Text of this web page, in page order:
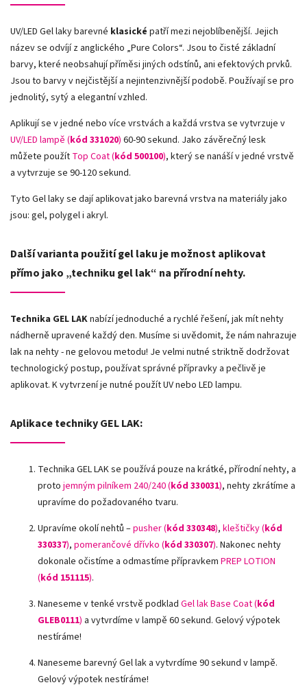
UV/LED Gel laky barevné klasické patří mezi nejoblíbenější. Jejich
název se odvíjí z anglického „Pure Colors“. Jsou to čisté základní
barvy, které neobsahují příměsi jiných odstínů, ani efektových prvků.
Jsou to barvy v nejčistější a nejintenzivnější podobě. Používají se pro
jednolitý, sytý a elegantní vzhled.
Aplikují se v jedné nebo více vrstvách a každá vrstva se vytvrzuje v
UV/LED lampě (kód 331020) 60-90 sekund. Jako závěrečný lesk
můžete použít Top Coat (kód 500100), který se nanáší v jedné vrstvě
a vytvrzuje se 90-120 sekund.
Tyto Gel laky se dají aplikovat jako barevná vrstva na materiály jako
jsou: gel, polygel i akryl.
Další varianta použití gel laku je možnost aplikovat
přímo jako „techniku gel lak“ na přírodní nehty.
Technika GEL LAKnabízí jednoduché a rychlé řešení, jak mít nehty
nádherně upravené každý den. Musíme si uvědomit, že nám nahrazuje
lak na nehty - ne gelovou metodu! Je velmi nutné striktně dodržovat
technologický postup, používat správné přípravky a pečlivě je
aplikovat. K vytvrzení je nutné použít UV nebo LED lampu.
Aplikace techniky GEL LAK:
Technika GEL LAK se používá pouze na krátké, přírodní nehty, a
proto jemným pilníkem 240/240 (kód 330031), nehty zkrátíme a
upravíme do požadovaného tvaru.
Upravíme okolí nehtů –pusher (kód 330348), kleštičky (kód
330337), pomerančové dřívko (kód 330307). Nakonec nehty
dokonale očistíme a odmastíme přípravkem PREP LOTION
(kód 151115).
Naneseme v tenké vrstvě podklad Gel lak Base Coat (kód
GLEB0111) a vytvrdíme v lampě 60 sekund. Gelový výpotek
nestíráme!
Naneseme barevný Gel lak a vytvrdíme 90 sekund v lampě.
Gelový výpotek nestíráme!